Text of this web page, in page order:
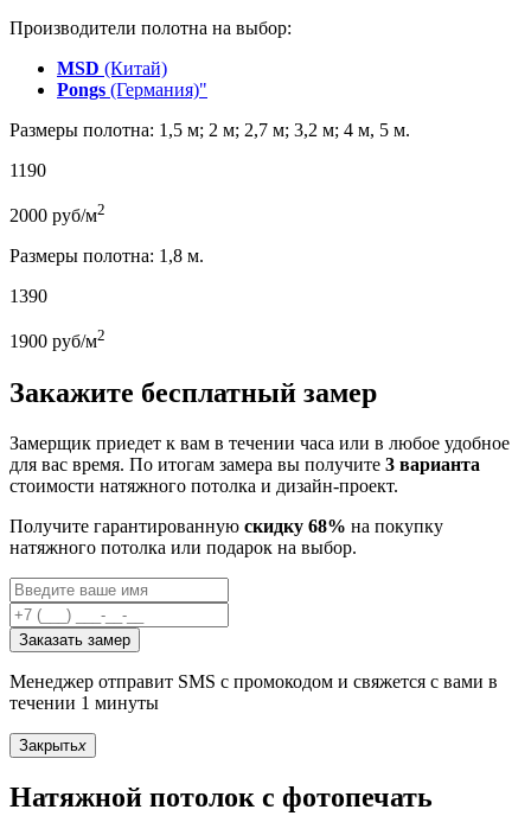
Производители полотна на выбор:
MSD (Китай)
Pongs (Германия)"
Размеры полотна: 1,5 м; 2 м; 2,7 м; 3,2 м; 4 м, 5 м.
1190
2000 руб/м2
Размеры полотна: 1,8 м.
1390
1900 руб/м2
Закажите бесплатный замер
Замерщик приедет к вам в течении часа или в любое удобное
для вас время. По итогам замера вы получите 3 варианта
стоимости натяжного потолка и дизайн-проект.
Получите гарантированную скидку 68% на покупку
натяжного потолка или подарок на выбор.
Заказать замер
Менеджер отправит SMS с промокодом и свяжется с вами в
течении 1 минуты
Закрытьx
Натяжной потолок с фотопечать